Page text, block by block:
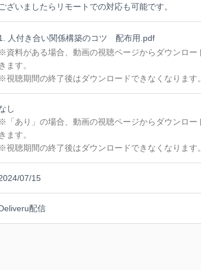
ございましたらリモートでの対応も可能です。
人付き合い関係構築のコツ 配布用.pdf
※資料がある場合、動画の視聴ページからダウンロー
きます。
※視聴期間の終了後はダウンロードできなくなります
し
※「あり」の場合、動画の視聴ページからダウンロー
きます。
※視聴期間の終了後はダウンロードできなくなります
07/15
配信